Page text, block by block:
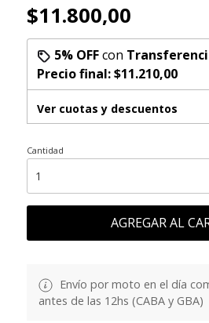
$11.800,00
5% OFFcon
Precio final:$11.210,00
Ver cuotas y descuentos
Cantidad
AGREGAR AL
Envío por moto en el día
antes de las 12hs (CABA y GBA)